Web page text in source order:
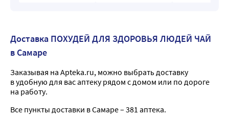
Доставка ПОХУДЕЙ ДЛЯ ЗДОРОВЬЯ ЛЮДЕЙ ЧАЙ
в Самаре
Заказывая на Apteka.ru, можно выбрать доставку
в удобную для вас аптеку рядом с домом или по дороге
на работу.
Все пункты доставки в Самаре – 381 аптека.